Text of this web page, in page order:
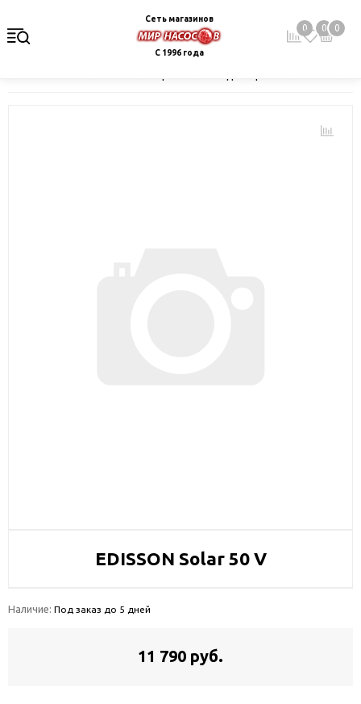
Сеть магазинов
С 1996 года
0 0 0
EDISSON Solar 50 V
Наличие: Под заказ до 5 дней
11 790 руб.